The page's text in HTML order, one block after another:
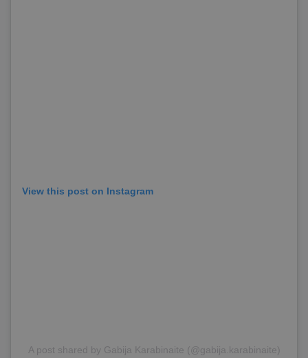
View this post on Instagram
A post shared by Gabija Karabinaite (@gabija.karabinaite)